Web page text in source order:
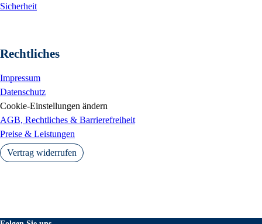
Sicherheit
Rechtliches
Impressum
Datenschutz
Cookie-Einstellungen ändern
AGB, Rechtliches & Barrierefreiheit
Preise & Leistungen
Vertrag widerrufen